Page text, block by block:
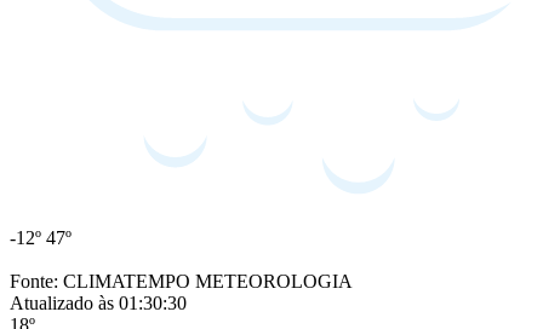
-12º 47º
Fonte: CLIMATEMPO METEOROLOGIA
Atualizado às 01:30:30
18º